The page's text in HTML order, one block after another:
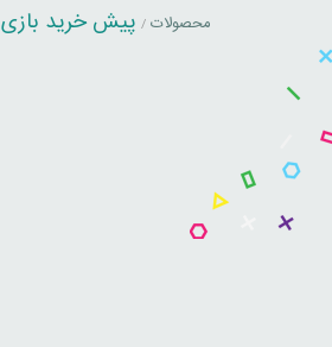
محصولات / پیش خرید بازی GhostWire:Tokyo